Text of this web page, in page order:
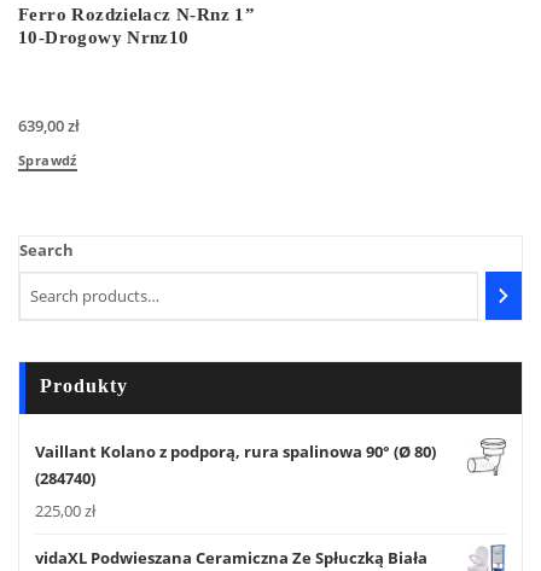
Ferro Rozdzielacz N-Rnz 1”
10-Drogowy Nrnz10
639,00zł
Sprawdź
Search
Produkty
Vaillant Kolano z podporą, rura spalinowa 90° (Ø 80)
(284740)
225,00zł
vidaXL Podwieszana Ceramiczna Ze Spłuczką Biała